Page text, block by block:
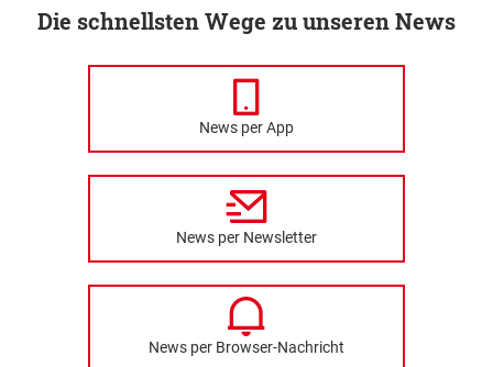
Die schnellsten Wege zu unseren News
News per App
News per Newsletter
News per Browser-Nachricht